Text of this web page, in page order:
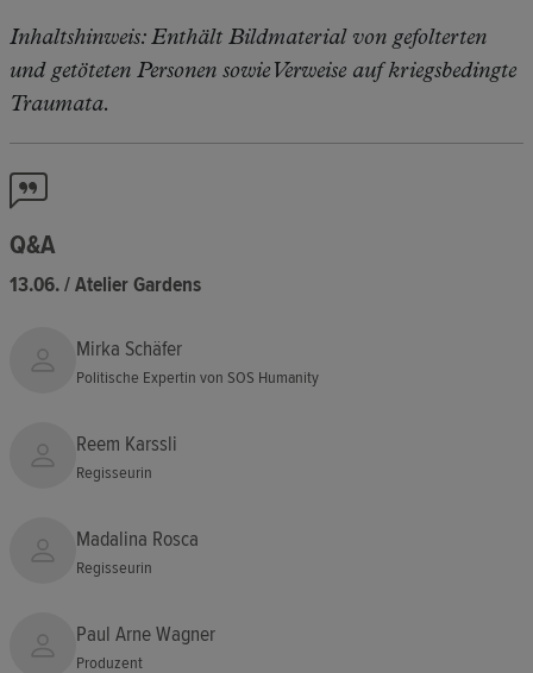
Inhaltshinweis: Enthält Bildmaterial von gefolterten
und getöteten Personen sowie Verweise auf kriegsbedingte
Traumata.
Q&A
13.06. / Atelier Gardens
Mirka Schäfer
Politische Expertin von SOS Humanity
Reem Karssli
Regisseurin
Madalina Rosca
Regisseurin
Paul Arne Wagner
Produzent